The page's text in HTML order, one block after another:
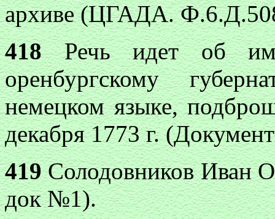
архиве (ЦГАДА.
418Речь идет об
оренбургскому
немецком языке,
декабря 1773 г.
419Солодовников Иван
док №1).